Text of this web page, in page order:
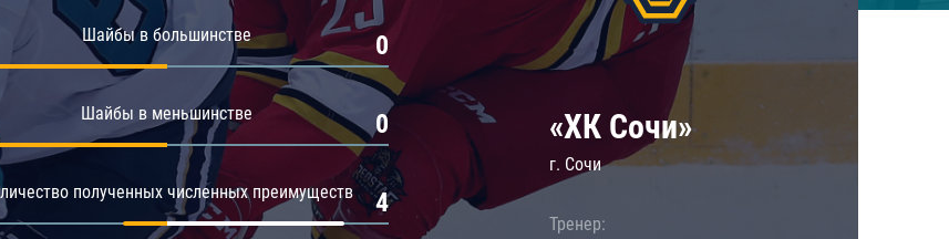
Амур
Барыс
Салават Юлаев
Шайбы в большинстве 0
Шайбы в меньшинстве 0
полученных численных преимуществ 4
«ХК Сочи»
г. Сочи
Тренер: